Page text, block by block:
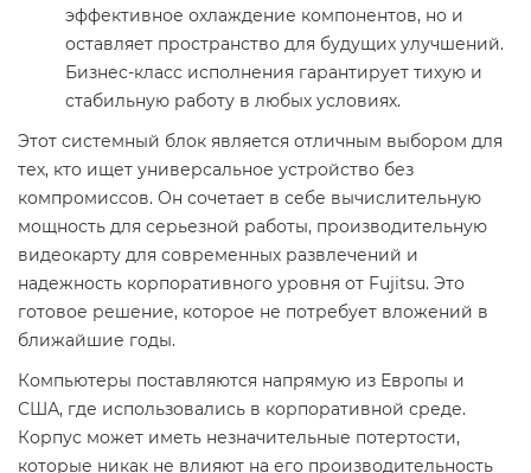
эффективное охлаждение компонентов, но и
оставляет пространство для будущих улучшений.
Бизнес-класс исполнения гарантирует тихую и
стабильную работу в любых условиях.
Этот системный блок является отличным выбором для
тех, кто ищет универсальное устройство без
компромиссов. Он сочетает в себе вычислительную
мощность для серьезной работы, производительную
видеокарту для современных развлечений и
надежность корпоративного уровня от Fujitsu. Это
готовое решение, которое не потребует вложений в
ближайшие годы.
Компьютеры поставляются напрямую из Европы и
США, где использовались в корпоративной среде.
Корпус может иметь незначительные потертости,
которые никак не влияют на его производительность